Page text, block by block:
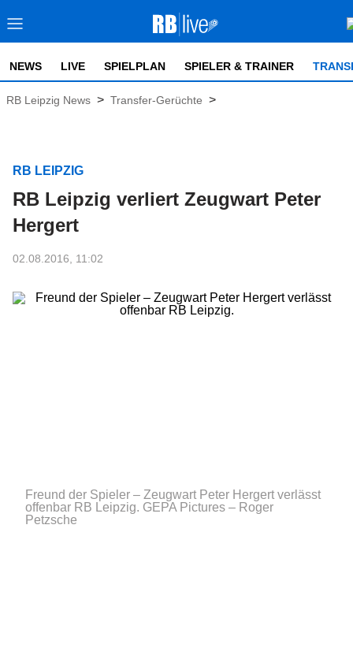
NEWS LIVE SPIELPLAN SPIELER & TRAINER
RB Leipzig News > Transfer-Gerüchte >
RB LEIPZIG
RB Leipzig verliert Zeugwart Peter
Hergert
02.08.2016, 11:02
Freund der Spieler – Zeugwart Peter Hergert verlässt
offenbar RB Leipzig. GEPA Pictures – Roger
Petzsche